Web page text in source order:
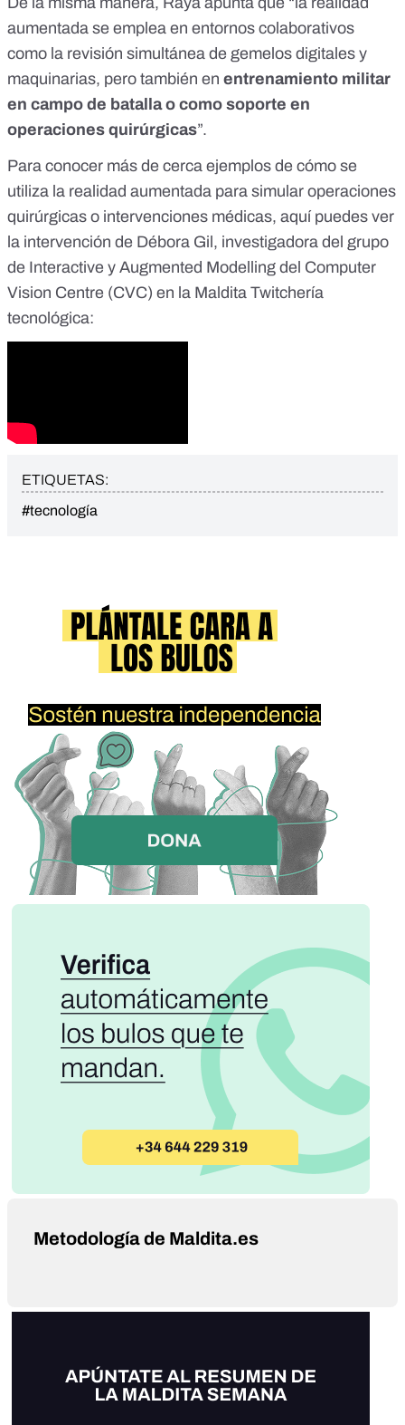
aumentada se emplea en entornos colaborativos
como la revisión simultánea de gemelos digitales y
maquinarias, pero también en entrenamiento militar
en campo de batalla o como soporte en
operaciones quirúrgicas”.
Para conocer más de cerca ejemplos de cómo se
utiliza la realidad aumentada para simular operaciones
quirúrgicas o intervenciones médicas, aquí puedes ver
la intervención de Débora Gil, investigadora del grupo
de Interactive y Augmented Modelling del Computer
Vision Centre (CVC) en la Maldita Twitchería
tecnológica:
ETIQUETAS:
#tecnología
Metodología de Maldita.es